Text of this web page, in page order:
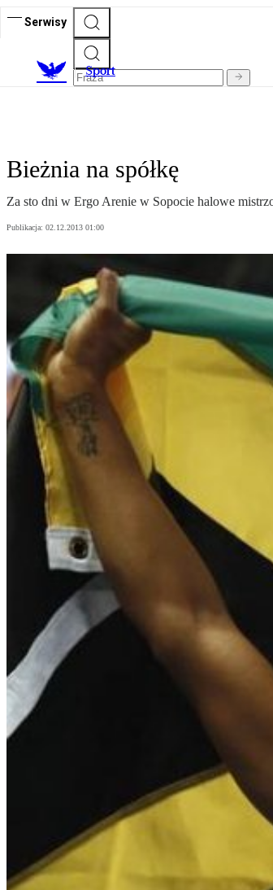
Serwisy
Sport
Bieżnia na spółkę
Za sto dni w Ergo Arenie w Sopocie halowe
Publikacja: 02.12.2013 01:00